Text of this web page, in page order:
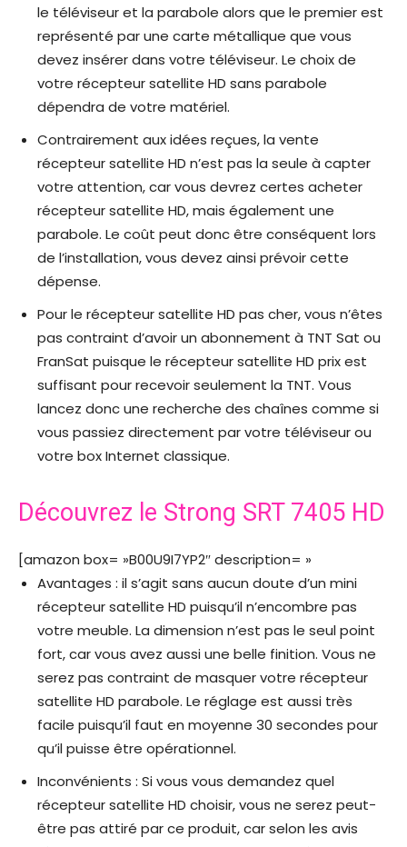
le téléviseur et la parabole alors que le premier est
représenté par une carte métallique que vous
devez insérer dans votre téléviseur. Le choix de
votre récepteur satellite HD sans parabole
dépendra de votre matériel.
Contrairement aux idées reçues, la vente
récepteur satellite HD n’est pas la seule à capter
votre attention, car vous devrez certes acheter
récepteur satellite HD, mais également une
parabole. Le coût peut donc être conséquent lors
de l’installation, vous devez ainsi prévoir cette
dépense.
Pour le récepteur satellite HD pas cher, vous n’êtes
pas contraint d’avoir un abonnement à TNT Sat ou
FranSat puisque le récepteur satellite HD prix est
suffisant pour recevoir seulement la TNT. Vous
lancez donc une recherche des chaînes comme si
vous passiez directement par votre téléviseur ou
votre box Internet classique.
Découvrez le Strong SRT 7405 HD
[amazon box= »B00U9I7YP2″ description= »
Avantages : il s’agit sans aucun doute d’un mini
récepteur satellite HD puisqu’il n’encombre pas
votre meuble. La dimension n’est pas le seul point
fort, car vous avez aussi une belle finition. Vous ne
serez pas contraint de masquer votre récepteur
satellite HD parabole. Le réglage est aussi très
facile puisqu’il faut en moyenne 30 secondes pour
qu’il puisse être opérationnel.
Inconvénients : Si vous vous demandez quel
récepteur satellite HD choisir, vous ne serez peut-
être pas attiré par ce produit, car selon les avis